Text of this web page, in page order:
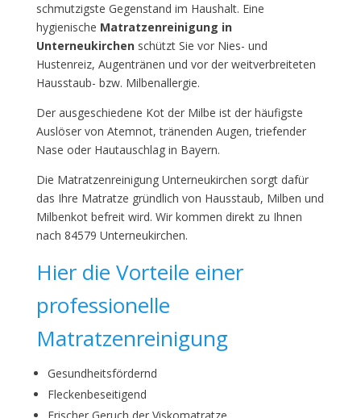
schmutzigste Gegenstand im Haushalt. Eine
hygienische Matratzenreinigung in
Unterneukirchenschützt Sie vor Nies- und
Hustenreiz, Augentränen und vor der weitverbreiteten
Hausstaub- bzw. Milbenallergie.
Der ausgeschiedene Kot der Milbe ist der häufigste
Auslöser von Atemnot, tränenden Augen, triefender
Nase oder Hautauschlag in Bayern.
Die Matratzenreinigung Unterneukirchen sorgt dafür
das Ihre Matratze gründlich von Hausstaub, Milben und
Milbenkot befreit wird. Wir kommen direkt zu Ihnen
nach 84579 Unterneukirchen.
Hier die Vorteile einer
professionelle
Matratzenreinigung
Gesundheitsfördernd
Fleckenbeseitigend